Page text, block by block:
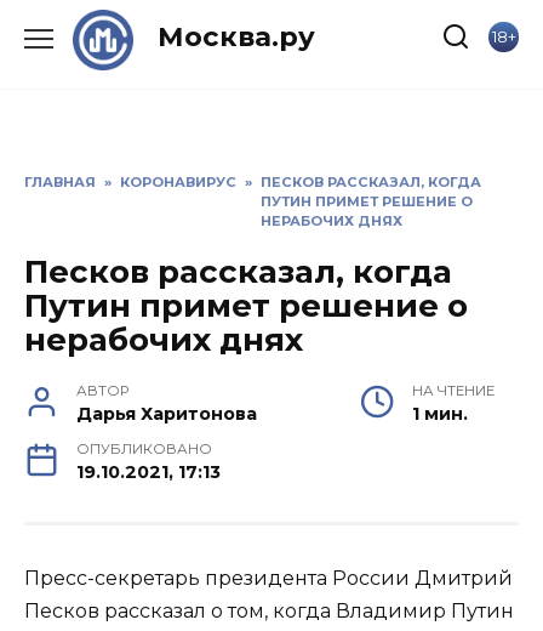
Москва.ру 18+
ГЛАВНАЯ » КОРОНАВИРУС » ПЕСКОВ РАССКАЗАЛ, КОГДА
ПУТИН ПРИМЕТ РЕШЕНИЕ О
НЕРАБОЧИХ ДНЯХ
Песков рассказал, когда
Путин примет решение о
нерабочих днях
АВТОР
Дарья Харитонова
НА ЧТЕНИЕ
1 мин.
ОПУБЛИКОВАНО
19.10.2021, 17:13
Пресс-секретарь президента России Дмитрий
Песков рассказал о том, когда Владимир Путин